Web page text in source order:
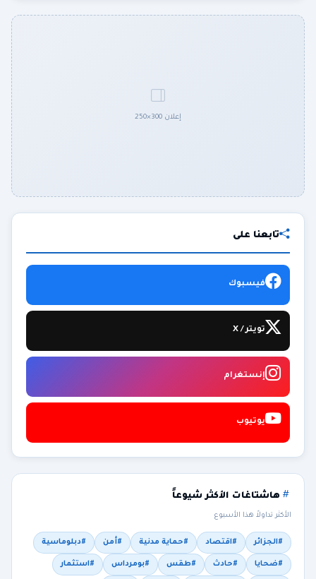
إعلان 300×250
تابعنا على
فيسبوك
تويتر / X
إنستغرام
يوتيوب
هاشتاغات الأكثر شيوعاً
الأكثر تداولاً هذا الأسبوع
#الجزائر #اقتصاد #حماية مدنية #أمن #دبلوماسية
#ضحايا #حادث #طقس #بومرداس #استثمار